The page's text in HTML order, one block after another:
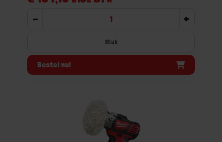
- +
Stuk
Bestel nu!